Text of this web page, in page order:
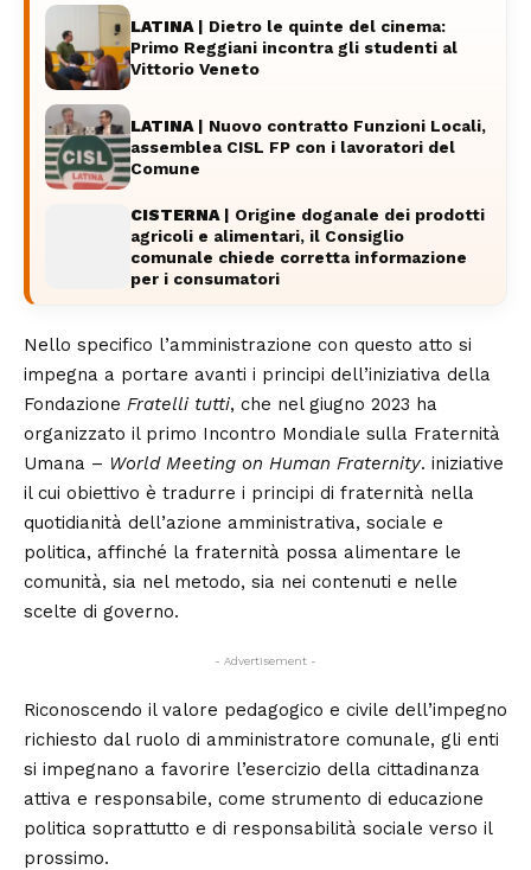
LATINA | Dietro le quinte del cinema:
Primo Reggiani incontra gli studenti al
Vittorio Veneto
LATINA | Nuovo contratto Funzioni Locali,
assemblea CISL FP con i lavoratori del
Comune
CISTERNA | Origine doganale dei prodotti
agricoli e alimentari, il Consiglio
comunale chiede corretta informazione
per i consumatori
Nello specifico l’amministrazione con questo atto si
impegna a portare avanti i principi dell’iniziativa della
Fondazione Fratelli tutti, che nel giugno 2023 ha
organizzato il primo Incontro Mondiale sulla Fraternità
Umana – World Meeting on Human Fraternity. iniziative
il cui obiettivo è tradurre i principi di fraternità nella
quotidianità dell’azione amministrativa, sociale e
politica, affinché la fraternità possa alimentare le
comunità, sia nel metodo, sia nei contenuti e nelle
scelte di governo.
- Advertisement -
Riconoscendo il valore pedagogico e civile dell’impegno
richiesto dal ruolo di amministratore comunale, gli enti
si impegnano a favorire l’esercizio della cittadinanza
attiva e responsabile, come strumento di educazione
politica soprattutto e di responsabilità sociale verso il
prossimo.